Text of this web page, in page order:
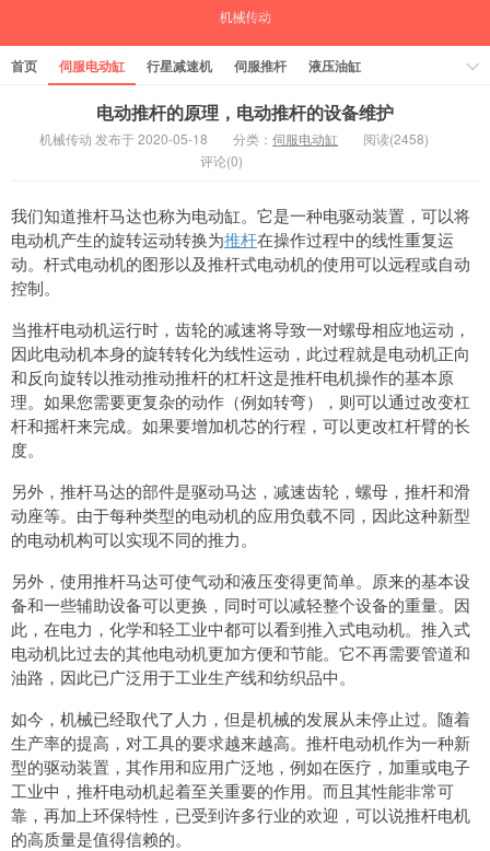
首页 伺服电动缸 行星减速机 伺服推杆
液压油缸
气缸
电动推杆的原理，电动推杆的设备维护
机械传动 发布于 2020-05-18 分类： 伺服电动缸
阅读(2458)
评论(0)
我们知道推杆马达也称为电动缸。它是一种电驱动装置，可以将
电动机产生的旋转运动转换为推杆在操作过程中的线性重复运
动。杆式电动机的图形以及推杆式电动机的使用可以远程或自动
控制。
当推杆电动机运行时，齿轮的减速将导致一对螺母相应地运动，
因此电动机本身的旋转转化为线性运动，此过程就是电动机正向
和反向旋转以推动推动推杆的杠杆这是推杆电机操作的基本原
理。如果您需要更复杂的动作（例如转弯），则可以通过改变杠
杆和摇杆来完成。如果要增加机芯的行程，可以更改杠杆臂的长
度。
另外，推杆马达的部件是驱动马达，减速齿轮，螺母，推杆和滑
动座等。由于每种类型的电动机的应用负载不同，因此这种新型
的电动机构可以实现不同的推力。
另外，使用推杆马达可使气动和液压变得更简单。原来的基本设
备和一些辅助设备可以更换，同时可以减轻整个设备的重量。因
此，在电力，化学和轻工业中都可以看到推入式电动机。推入式
电动机比过去的其他电动机更加方便和节能。它不再需要管道和
油路，因此已广泛用于工业生产线和纺织品中。
如今，机械已经取代了人力，但是机械的发展从未停止过。随着
生产率的提高，对工具的要求越来越高。推杆电动机作为一种新
型的驱动装置，其作用和应用广泛地，例如在医疗，加重或电子
工业中，推杆电动机起着至关重要的作用。而且其性能非常可
靠，再加上环保特性，已受到许多行业的欢迎，可以说推杆电机
的高质量是值得信赖的。